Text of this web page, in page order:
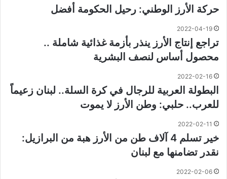
حركة الأرز الوطني: رحيل الحكومة أفضل
2022-04-19
تراجع إنتاج الأرز ينذر بأزمة غذائية شاملة ..
محصول أساس لنصف البشرية
2022-02-16
البطولة العربية للرجال في كرة السلة.. لبنان زعيماً
للعرب.. حلبي: وطن الأرز لا يموت
2022-02-11
خير تسلم 4 آلاف طن من الأرز هبة من البرازيل:
نقدر تضامنها مع لبنان
2022-02-06